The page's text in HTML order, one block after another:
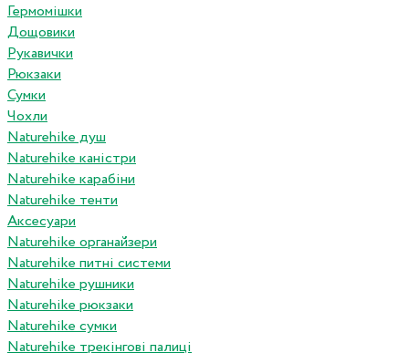
Гермомішки
Дощовики
Рукавички
Рюкзаки
Сумки
Чохли
Naturehike душ
Naturehike каністри
Naturehike карабіни
Naturehike тенти
Аксесуари
Naturehike органайзери
Naturehike питні системи
Naturehike рушники
Naturehike рюкзаки
Naturehike сумки
Naturehike трекінгові палиці